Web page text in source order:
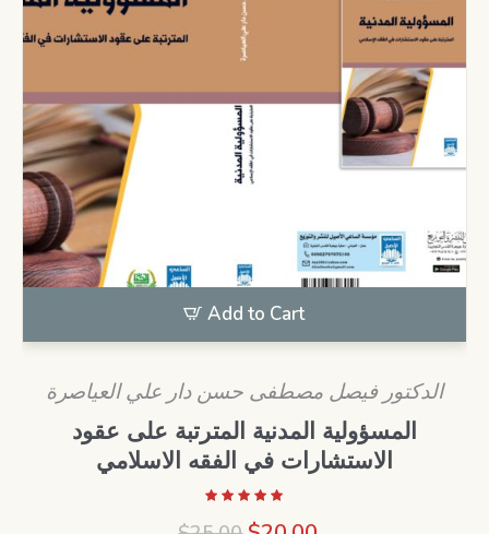
Add to Cart
الدكتور فيصل مصطفى حسن دار علي العياصرة
المسؤولية المدنية المترتبة على عقود
الاستشارات في الفقه الاسلامي